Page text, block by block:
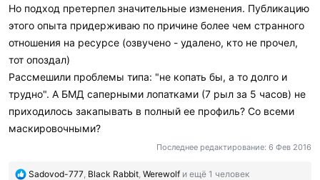
Но подход претерпел значительные изменения. Публикацию
этого опыта придерживаю по причине более чем странного
отношения на ресурсе (озвучено - удалено, кто не прочел,
тот опоздал)
Рассмешили проблемы типа: "не копать бы, а то долго и
трудно". А БМД саперными лопатками (7 рыл за 5 часов) не
приходилось закапывать в полный ее профиль? Со всеми
маскировочными?
Последнее редактирование: 6 Фев 2016
П
Sadovod-777 Black Rabbit Werewolf и ещё 1 человек